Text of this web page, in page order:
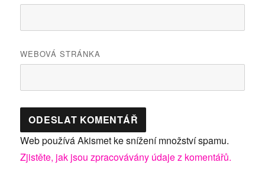
WEBOVÁ STRÁNKA
Web používá Akismet ke snížení množství spamu.
Zjistěte, jak jsou zpracovávány údaje z komentářů.